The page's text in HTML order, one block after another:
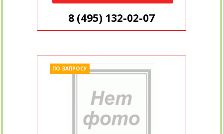
8 (495) 132-02-07
ПО ЗАПРОСУ